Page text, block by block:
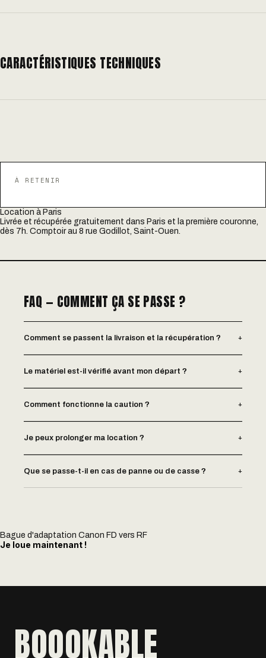
CARACTÉRISTIQUES TECHNIQUES
À RETENIR
Location à Paris
Livrée et récupérée gratuitement dans Paris et la première couronne,
dès 7h. Comptoir au 8 rue Godillot, Saint-Ouen.
FAQ — COMMENT ÇA SE PASSE ?
Comment se passent la livraison et la récupération ? +
Le matériel est-il vérifié avant mon départ ? +
Comment fonctionne la caution ? +
Je peux prolonger ma location ? +
Que se passe-t-il en cas de panne ou de casse ? +
Bague d'adaptation Canon FD vers RF
Je loue maintenant !
BOOOKABLE